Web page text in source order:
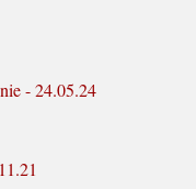
- 24.05.24